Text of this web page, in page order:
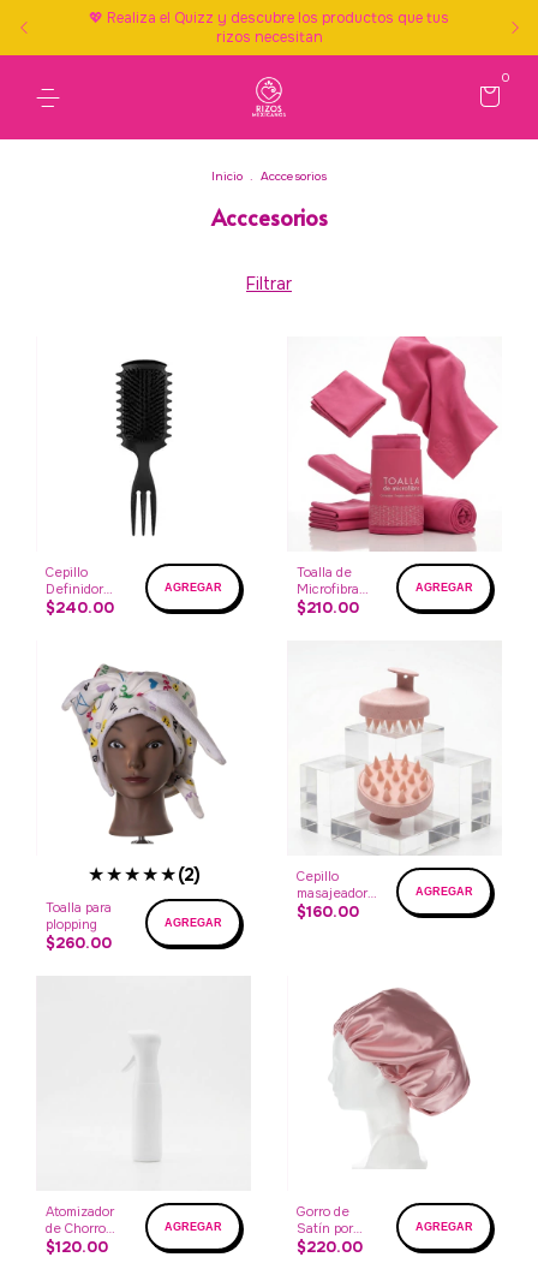
💖 Realiza el Quizz y descubre los productos que tus
rizos necesitan
0
Inicio . Acccesorios
Acccesorios
Filtrar
Cepillo
Definidor
mango
$240.00
Toalla de
Microfibra
Súper
$210.00
★★★★★(2)
Toalla para
plopping
$260.00
Cepillo
masajeador
de cuero
$160.00
Atomizador
de Chorro
Continuo
$120.00
Gorro de
Satín por
ambos lados
$220.00